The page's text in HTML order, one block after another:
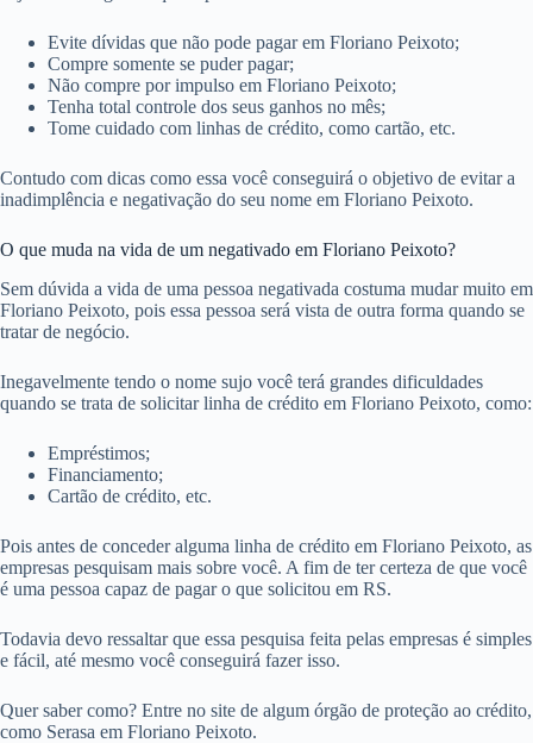
Evite dívidas que não pode pagar em Floriano Peixoto;
Compre somente se puder pagar;
Não compre por impulso em Floriano Peixoto;
Tenha total controle dos seus ganhos no mês;
Tome cuidado com linhas de crédito, como cartão, etc.
Contudo com dicas como essa você conseguirá o objetivo de evitar a
inadimplência e negativação do seu nome em Floriano Peixoto.
O que muda na vida de um negativado em Floriano Peixoto?
Sem dúvida a vida de uma pessoa negativada costuma mudar muito em
Floriano Peixoto, pois essa pessoa será vista de outra forma quando se
tratar de negócio.
Inegavelmente tendo o nome sujo você terá grandes dificuldades
quando se trata de solicitar linha de crédito em Floriano Peixoto, como:
Empréstimos;
Financiamento;
Cartão de crédito, etc.
Pois antes de conceder alguma linha de crédito em Floriano Peixoto, as
empresas pesquisam mais sobre você. A fim de ter certeza de que você
é uma pessoa capaz de pagar o que solicitou em RS.
Todavia devo ressaltar que essa pesquisa feita pelas empresas é simples
e fácil, até mesmo você conseguirá fazer isso.
Quer saber como? Entre no site de algum órgão de proteção ao crédito,
como Serasa em Floriano Peixoto.